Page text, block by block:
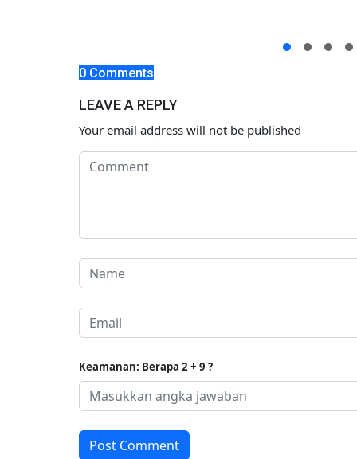
0 Comments
LEAVE A REPLY
Your email address will not be published
Keamanan: Berapa 2 + 9 ?
Post Comment